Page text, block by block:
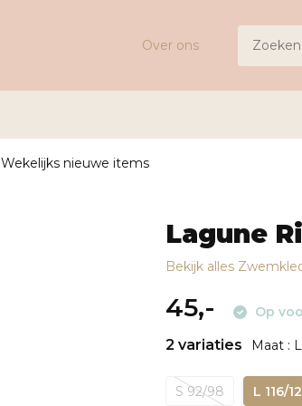
Over ons
Wekelijks nieuwe items
Lagune
Bekijk alles
45,- Op
2 variaties Maat :
S 92/98 L 116/